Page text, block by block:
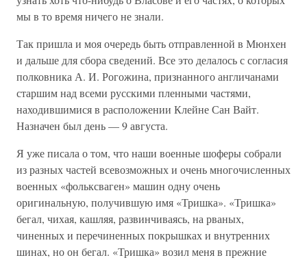
мы в то время ничего не знали.
Так пришла и моя очередь быть отправленной в Мюнхен
и дальше для сбора сведений. Все это делалось с согласия
полковника А. И. Рогожина, признанного англичанами
старшим над всеми русскими пленными частями,
находившимися в расположении Клейне Сан Вайт.
Назначен был день — 9 августа.
Я уже писала о том, что наши военные шоферы собрали
из разных частей всевозможных и очень многочисленных
военных «фольксваген» машин одну очень
оригинальную, получившую имя «Тришка». «Тришка»
бегал, чихая, кашляя, развинчиваясь, на рваных,
чиненных и перечиненных покрышках и внутренних
шинах, но он бегал. «Тришка» возил меня в прежние